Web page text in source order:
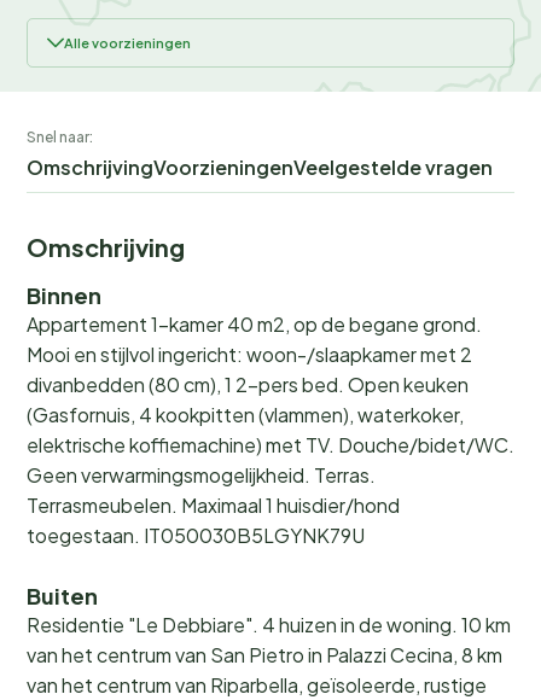
Alle voorzieningen
Snel naar:
OmschrijvingVoorzieningenVeelgestelde vragen
Omschrijving
Binnen
Appartement 1-kamer 40 m2, op de begane grond.
Mooi en stijlvol ingericht: woon-/slaapkamer met 2
divanbedden (80 cm), 1 2-pers bed. Open keuken
(Gasfornuis, 4 kookpitten (vlammen), waterkoker,
elektrische koffiemachine) met TV. Douche/bidet/WC.
Geen verwarmingsmogelijkheid. Terras.
Terrasmeubelen. Maximaal 1 huisdier/hond
toegestaan. IT050030B5LGYNK79U
Buiten
Residentie "Le Debbiare". 4 huizen in de woning. 10 km
van het centrum van San Pietro in Palazzi Cecina, 8 km
van het centrum van Riparbella, geïsoleerde, rustige